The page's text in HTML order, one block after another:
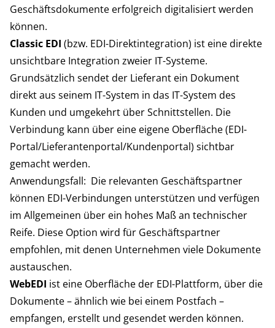
Geschäftsdokumente erfolgreich digitalisiert werden
können.
Classic EDI (bzw. EDI-Direktintegration) ist eine direkte
unsichtbare Integration zweier IT-Systeme.
Grundsätzlich sendet der Lieferant ein Dokument
direkt aus seinem IT-System in das IT-System des
Kunden und umgekehrt über Schnittstellen. Die
Verbindung kann über eine eigene Oberfläche (EDI-
Portal/Lieferantenportal/Kundenportal) sichtbar
gemacht werden.
Anwendungsfall: Die relevanten Geschäftspartner
können EDI-Verbindungen unterstützen und verfügen
im Allgemeinen über ein hohes Maß an technischer
Reife. Diese Option wird für Geschäftspartner
empfohlen, mit denen Unternehmen viele Dokumente
austauschen.
WebEDI ist eine Oberfläche der EDI-Plattform, über die
Dokumente – ähnlich wie bei einem Postfach –
empfangen, erstellt und gesendet werden können.